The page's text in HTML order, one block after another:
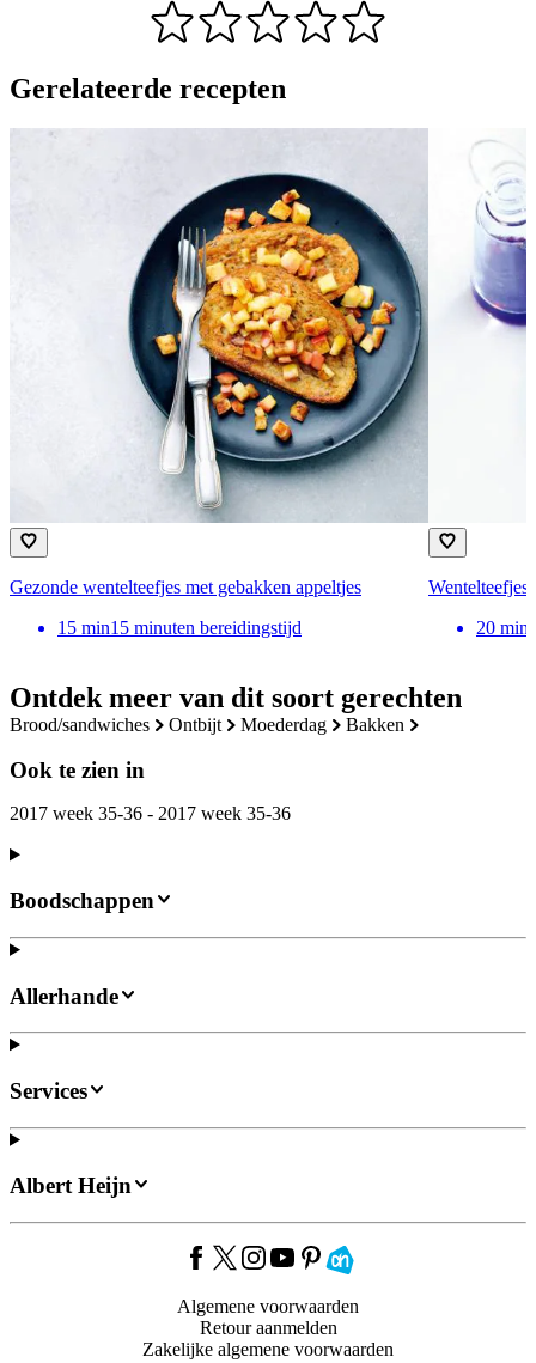
Ontdek meer van dit soort gerechten
brood/sandwiches ontbijt moederdag bakken
Ook te zien in
2017 week 35-36 - 2017 week 35-36
Gerelateerde recepten
Gezonde wentelteefjes met gebakken appeltjes
15 min15 minuten bereidingstijd
20 min
Boodschappen
Allerhande
Services
Albert Heijn
Algemene voorwaarden
Retour aanmelden
Zakelijke algemene voorwaarden